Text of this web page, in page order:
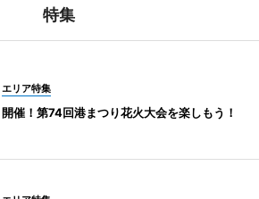
特集
エリア特集
開催！第74回港まつり花火大会を楽しもう！